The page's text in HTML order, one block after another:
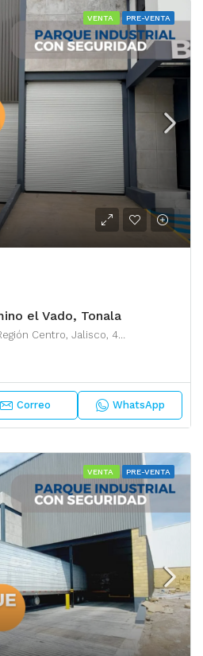
VENTA PRE-VENTA
el Vado, Tonala
Camino al Vado, Tonalá, Región Centro, Jalisco, 45429, México
Correo WhatsApp
VENTA PRE-VENTA